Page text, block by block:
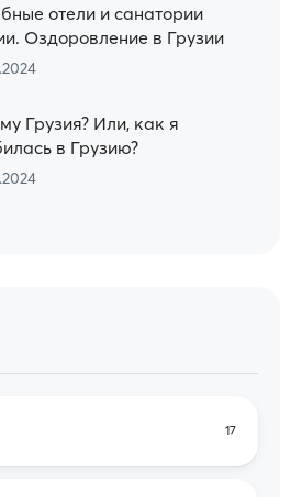
отели и санатории
Оздоровление в Грузии
Грузия? Или, как я
в Грузию?
17